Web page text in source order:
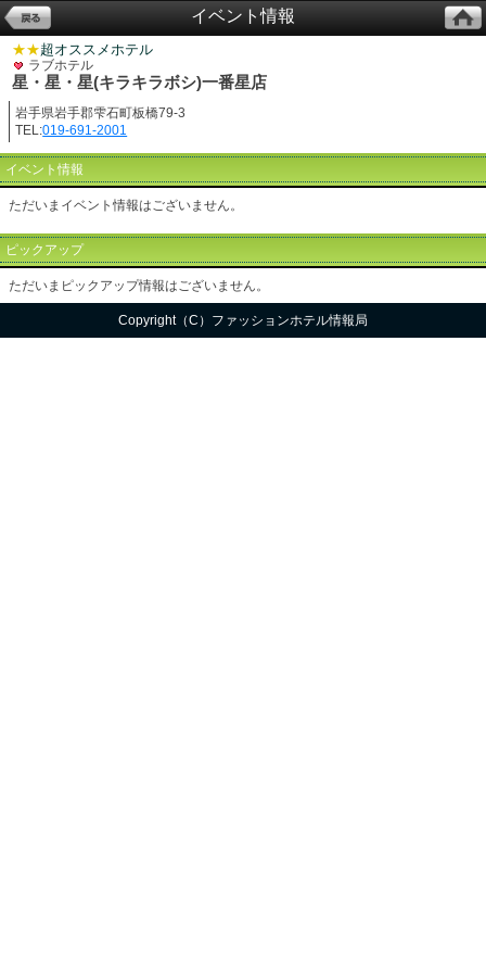
イベント情報
★★超オススメホテル
ラブホテル
星・星・星(キラキラボシ)一番星店
岩手県岩手郡雫石町板橋79-3
TEL:019-691-2001
イベント情報
ただいまイベント情報はございません。
ピックアップ
ただいまピックアップ情報はございません。
Copyright（C）ファッションホテル情報局